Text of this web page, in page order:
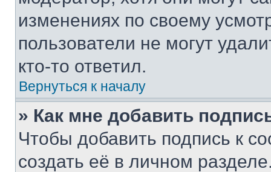
изменениях по своему
пользователи не могут
кто-то ответил.
Вернуться к началу
» Как мне добавить
Чтобы добавить подпись к
создать её в личном